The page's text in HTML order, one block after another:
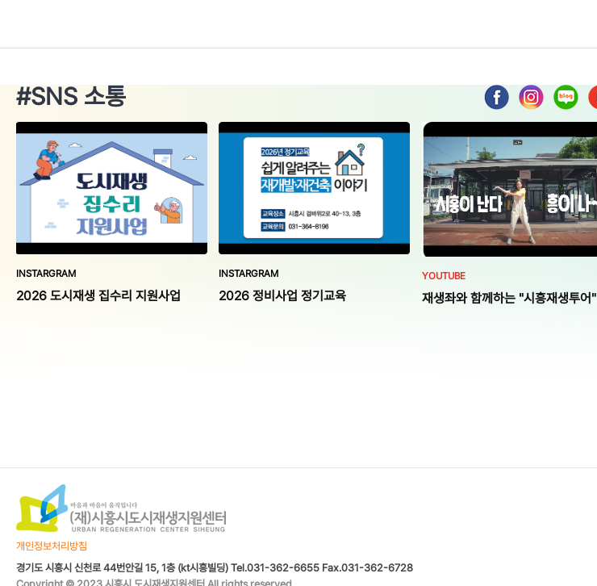
#SNS 소통
INSTARGRAM
2026 도시재생 집수리 지원사업
INSTARGRAM
2026 정비사업 정기교육
YOUTUBE
재생좌와 함께하는 "시흥재생투어"
개인정보처리방침
경기도 시흥시 신천로 44번안길 15, 1층 (kt시흥빌딩) Tel.031-362-6655 Fax.031-362-6728